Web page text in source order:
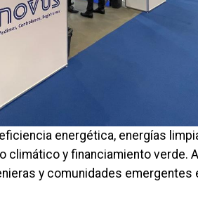
energética, energías
climático y financiamiento verde.
y comunidades emergentes